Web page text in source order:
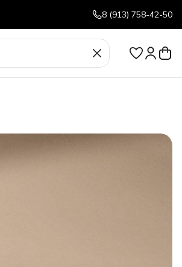
8 (913) 758-42-50